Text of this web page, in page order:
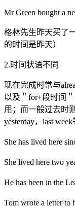
Mr Green bought a
格林先生昨天买了
的时间是昨天）
2.时间状语不同
现在完成时常与
以及＂for+段时间
用；而一般过去时
yesterday，last
She has lived here
She lived here two
He has been in the
Tom wrote a letter